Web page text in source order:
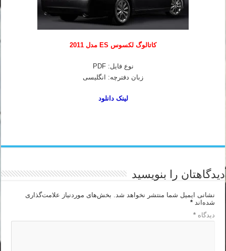
کاتالوگ لکسوس ES مدل 2011
نوع فایل: PDF
زبان دفترچه: انگلیسی
لینک دانلود
دیدگاهتان را بنویسید
نشانی ایمیل شما منتشر نخواهد شد.
بخش‌های موردنیاز علامت‌گذاری
شده‌اند*
دیدگاه*